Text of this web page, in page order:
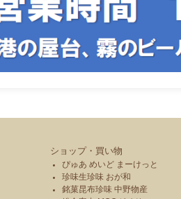
ショップ・買い物
ぴゅあ めいど まーけっと
珍味生珍味 おが和
銘菓昆布珍味 中野物産